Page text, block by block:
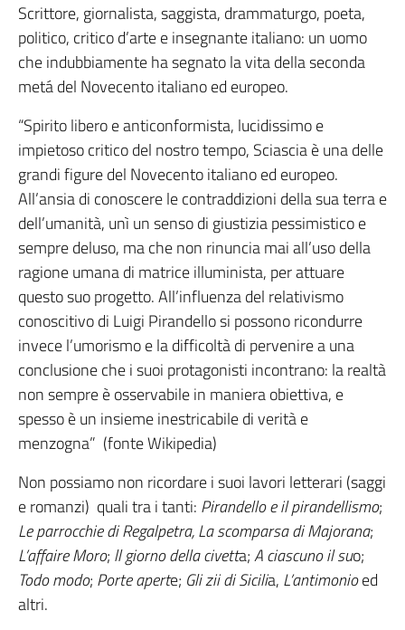
Scrittore, giornalista, saggista, drammaturgo, poeta,
politico, critico d’arte e insegnante italiano: un uomo
che indubbiamente ha segnato la vita della seconda
metá del Novecento italiano ed europeo.
“Spirito libero e anticonformista, lucidissimo e
impietoso critico del nostro tempo, Sciascia è una delle
grandi figure del Novecento italiano ed europeo.
All’ansia di conoscere le contraddizioni della sua terra e
dell’umanità, unì un senso di giustizia pessimistico e
sempre deluso, ma che non rinuncia mai all’uso della
ragione umana di matrice illuminista, per attuare
questo suo progetto. All’influenza del relativismo
conoscitivo di Luigi Pirandello si possono ricondurre
invece l’umorismo e la difficoltà di pervenire a una
conclusione che i suoi protagonisti incontrano: la realtà
non sempre è osservabile in maniera obiettiva, e
spesso è un insieme inestricabile di verità e
menzogna” (fonte Wikipedia)
Non possiamo non ricordare i suoi lavori letterari (saggi
e romanzi) quali tra i tanti: Pirandello e il pirandellismo;
Le parrocchie diRegalpetra, La scomparsa diMajorana;
L’affaire Moro; ll giorno della civetta;A ciascuno ilsuo;
Todo modo; Porte aperte; Gli zii di Sicilia, L’antimonioed
altri.